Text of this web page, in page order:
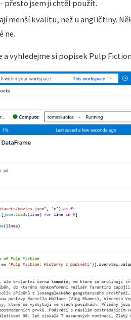
přesto jsem ji chtěl použít.
menší kvalitu, než u angličtiny.
ne.
a vyhledejme si popisek Pulp